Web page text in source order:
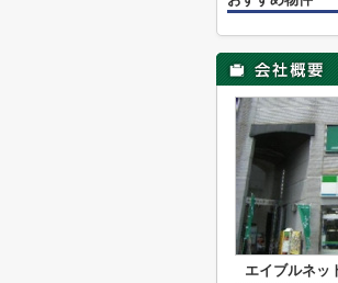
エイブルネッ